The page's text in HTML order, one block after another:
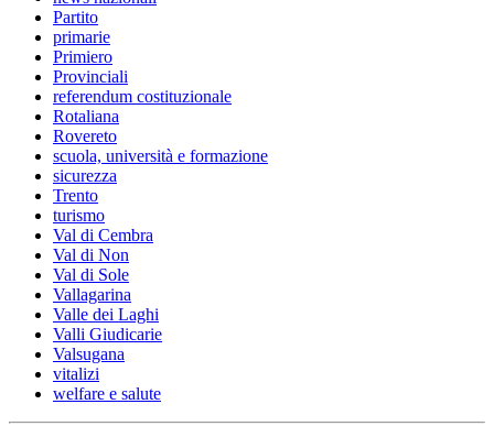
Partito
primarie
Primiero
Provinciali
referendum costituzionale
Rotaliana
Rovereto
scuola, università e formazione
sicurezza
Trento
turismo
Val di Cembra
Val di Non
Val di Sole
Vallagarina
Valle dei Laghi
Valli Giudicarie
Valsugana
vitalizi
welfare e salute